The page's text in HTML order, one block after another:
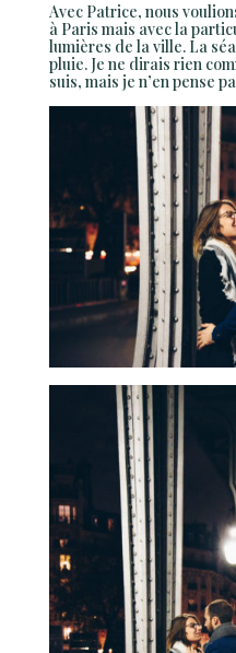
Avec Patrice, nous
à Paris mais avec la
lumières de la ville. La
pluie. Je ne dirais rien
suis, mais je n’en pense